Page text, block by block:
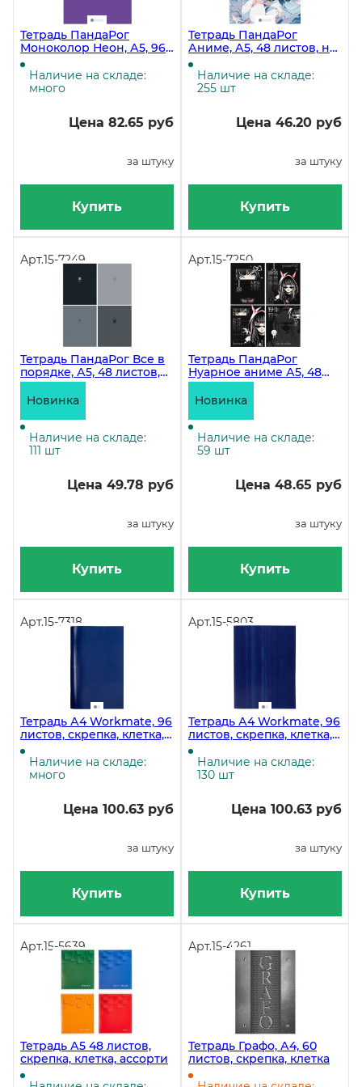
Тетрадь ПандаРог
Моноколор Неон, А5, 96
листов, скрепка, клетка,
мелованный картон
Наличие на складе:
много
Цена 82.65 руб
за штуку
Купить
Тетрадь ПандаРог
Аниме, А5, 48 листов, на
скрепке, клетка,
мелованный картон
Наличие на складе:
255 шт
Цена 46.20 руб
за штуку
Купить
Арт.15-7249
Тетрадь ПандаРог Все в
порядке, А5, 48 листов,
на скрепке, клетка,
мелованный картон
Новинка
Наличие на складе:
111 шт
Цена 49.78 руб
за штуку
Купить
Арт.15-7250
Тетрадь ПандаРог
Нуарное аниме А5, 48
листов, на скрепке,
клетка, мелованный
Новинка
Наличие на складе:
59 шт
Цена 48.65 руб
за штуку
Купить
Арт.15-7318
Тетрадь А4 Workmate, 96
листов, скрепка, клетка,
бумвинил
Наличие на складе:
много
Цена 100.63 руб
за штуку
Купить
Арт.15-5803
Тетрадь А4 Workmate, 96
листов, скрепка, клетка,
бумвинил
Наличие на складе:
130 шт
Цена 100.63 руб
за штуку
Купить
Арт.15-5639
Тетрадь А5 48 листов,
скрепка, клетка, ассорти
Арт.15-4261
Тетрадь Графо, А4, 60
листов, скрепка, клетка